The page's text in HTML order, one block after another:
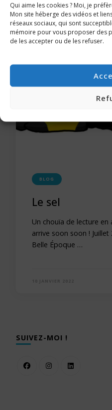
Qui aime les cookies ? Moi, je
Mon site héberge des vidéos et
réseaux sociaux, qui sont
mémoire pour vous proposer des
de les accepter ou de les refuser.
BLOG
Le sel
Un chouïa de lecture
arrive soon soon !
Belle Époque …
SUIVEZ-MOI !